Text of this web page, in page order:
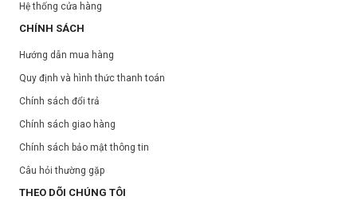
Hệ thống cửa hàng
CHÍNH SÁCH
Hướng dẫn mua hàng
Quy định và hình thức thanh toán
Chính sách đổi trả
Chính sách giao hàng
Chính sách bảo mật thông tin
Câu hỏi thường gặp
THEO DÕI CHÚNG TÔI